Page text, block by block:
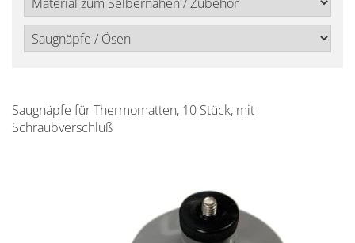
Saugnäpfe für Thermomatten, 10 Stück, mit
Schraubverschluß